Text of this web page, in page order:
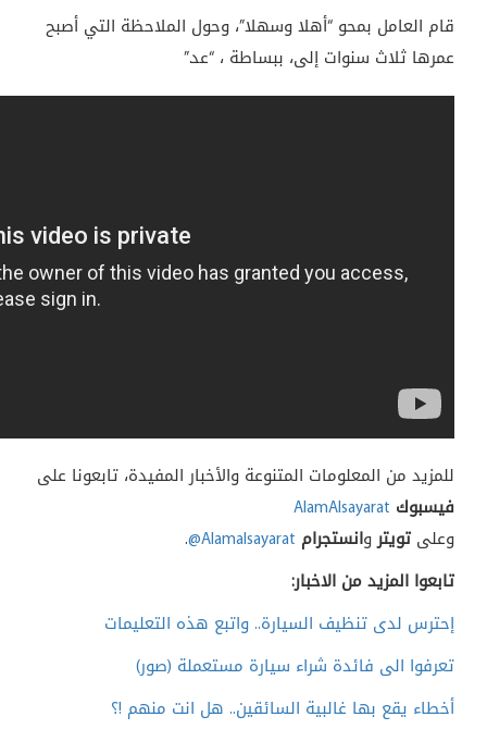
قام العامل بمحو “أهلا وسهلا”، وحول الملاحظة التي أصبح
عمرها ثلاث سنوات إلى، ببساطة ، “عد.”
للمزيد من المعلومات المتنوعة والأخبار المفيدة، تابعونا على
فيسبوك AlamAlsayarat
وعلى تويتروانستجرام @Alamalsayarat
.
تابعوا المزيد من الاخبار:
إحترس لدى تنظيف السيارة.. واتبع هذه التعليمات
تعرفوا الى فائدة شراء سيارة مستعملة (صور)
أخطاء يقع بها غالبية السائقين.. هل انت منهم !؟